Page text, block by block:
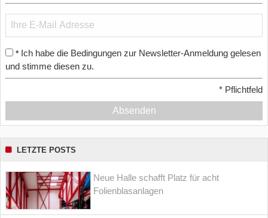
* Ich habe die Bedingungen zur Newsletter-Anmeldung gelesen
und stimme diesen zu.
* Pflichtfeld
Absenden
LETZTE POSTS
Neue Halle schafft Platz für acht
Folienblasanlagen